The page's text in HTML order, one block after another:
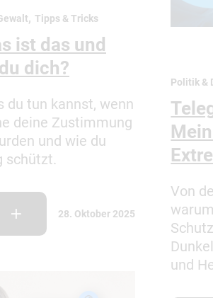
, Tipps & Tricks
ist das und
dich?
du tun kannst, wenn
deine Zustimmung
und wie du
schützt.
28. Oktober 2025
Politik &
Von
und